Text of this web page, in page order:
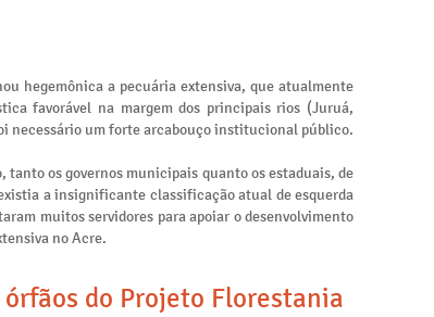
hegemônica a pecuária extensiva, que atualmente
favorável na margem dos principais rios (Juruá,
necessário um forte arcabouço institucional público.
tanto os governos municipais quanto os estaduais, de
a insignificante classificação atual de esquerda
muitos servidores para apoiar o desenvolvimento
no Acre.
do Projeto Florestania